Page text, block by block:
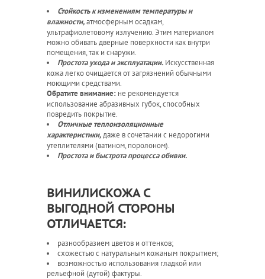
Стойкость к изменениям температуры и
влажности,атмосферным осадкам,
ультрафиолетовому излучению. Этим материалом
можно обивать дверные поверхности как внутри
помещения, так и снаружи.
Простота ухода и эксплуатации. Искусственная
кожа легко очищается от загрязнений обычными
моющими средствами.
Обратите внимание: не рекомендуется
использование абразивных губок, способных
повредить покрытие.
Отличные теплоизоляционные
характеристики,даже в сочетании с недорогими
утеплителями (ватином, поролоном).
Простота и быстрота процесса обивки.
ВИНИЛИСКОЖА С
ВЫГОДНОЙ СТОРОНЫ
ОТЛИЧАЕТСЯ:
разнообразием цветов и оттенков;
схожестью с натуральным кожаным покрытием;
возможностью использования гладкой или
рельефной (дутой) фактуры.